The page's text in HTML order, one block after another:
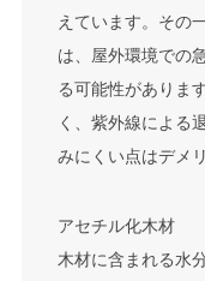
えています。その
は、屋外環境での
る可能性がありま
く、紫外線による
みにくい点はデメ
アセチル化木材
木材に含まれる水